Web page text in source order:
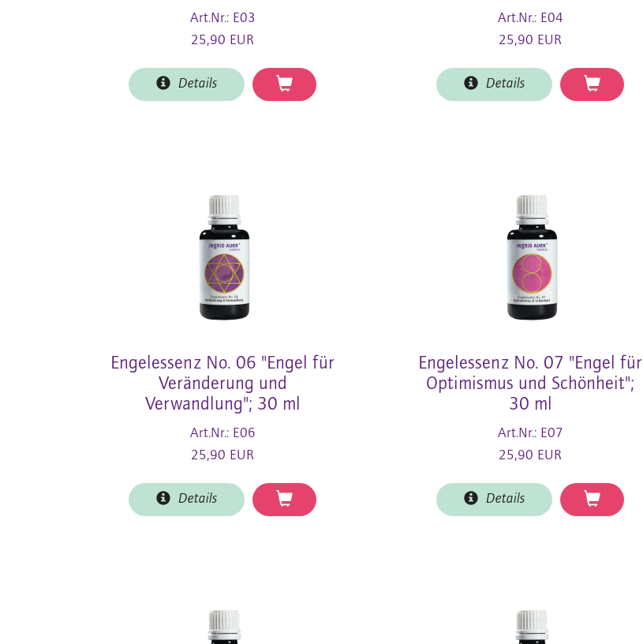
Art.Nr.: E03
25,90 EUR
Details
Art.Nr.: E04
25,90 EUR
Details
Engelessenz No. 06 "Engel für
Veränderung und
Verwandlung"; 30 ml
Art.Nr.: E06
25,90 EUR
Details
Engelessenz No. 07 "Engel für
Optimismus und Schönheit";
30 ml
Art.Nr.: E07
25,90 EUR
Details